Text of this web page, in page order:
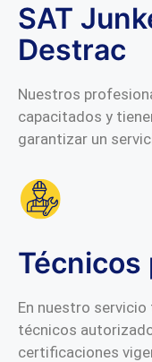
SAT
Destrac
Nuestros
capacitados y
garantizar un
Técnicos
En nuestro
técnicos
certificaciones